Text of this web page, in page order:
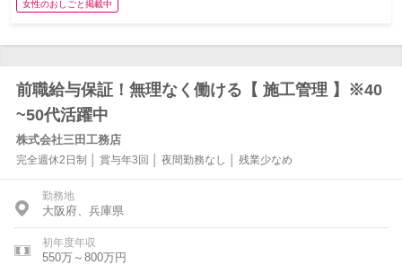
女性のおしごと掲載中
前職給与保証！無理なく働ける【 施工管理 】※40
~50代活躍中
株式会社三田工務店
完全週休2日制 │ 賞与年3回 │ 夜間勤務なし │ 残業少なめ
勤務地
大阪府、兵庫県
初年度年収
550万～800万円